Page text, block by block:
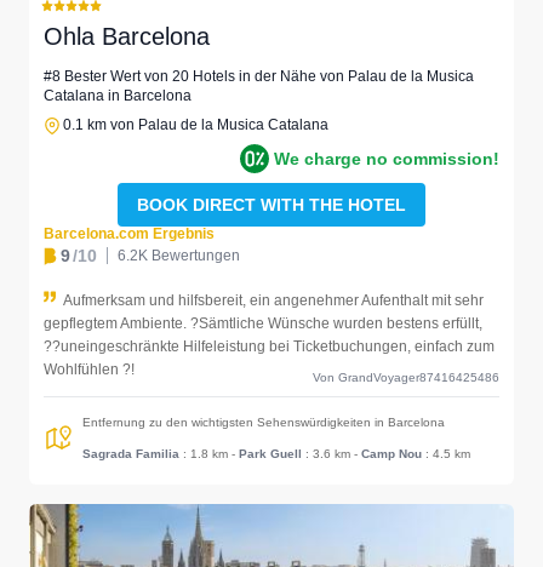
Ohla Barcelona
#8 Bester Wert von 20 Hotels in der Nähe von Palau de la Musica
Catalana in Barcelona
0.1 km von Palau de la Musica Catalana
We charge no commission!
BOOK DIRECT WITH THE HOTEL
Barcelona.com Ergebnis
9/10 6.2K Bewertungen
Aufmerksam und hilfsbereit, ein angenehmer Aufenthalt mit sehr
gepflegtem Ambiente. ?Sämtliche Wünsche wurden bestens erfüllt,
??uneingeschränkte Hilfeleistung bei Ticketbuchungen, einfach zum
Wohlfühlen ?!
Von GrandVoyager87416425486
Entfernung zu den wichtigsten Sehenswürdigkeiten in Barcelona
Sagrada Familia : 1.8 km - Park Guell : 3.6 km - Camp Nou : 4.5 km